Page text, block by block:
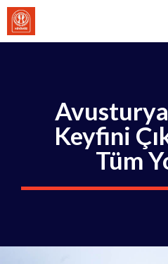
İçeriğe
atla
Keyfini
Tüm